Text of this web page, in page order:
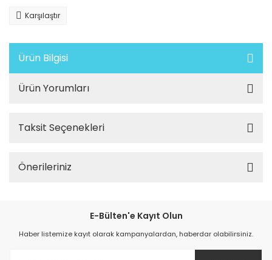
Karşılaştır
Ürün Bilgisi
Ürün Yorumları
Taksit Seçenekleri
Önerileriniz
E-Bülten'e Kayıt Olun
Haber listemize kayıt olarak kampanyalardan, haberdar olabilirsiniz.